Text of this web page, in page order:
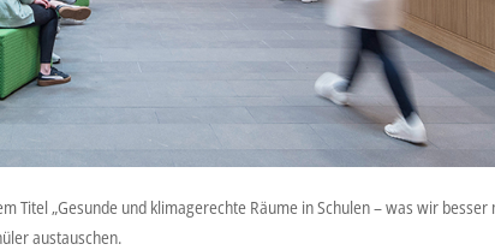
Titel „Gesunde und klimagerechte Räume in Schulen – was wir
austauschen.